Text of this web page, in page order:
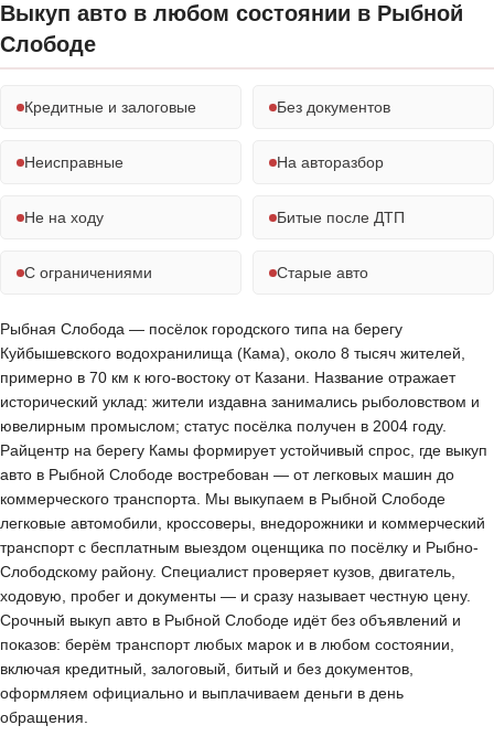
Выкуп авто в любом состоянии в Рыбной
Слободе
Кредитные и залоговые Без документов
Неисправные На авторазбор
Не на ходу Битые после ДТП
С ограничениями Старые авто
Рыбная Слобода — посёлок городского типа на берегу
Куйбышевского водохранилища (Кама), около 8 тысяч жителей,
примерно в 70 км к юго-востоку от Казани. Название отражает
исторический уклад: жители издавна занимались рыболовством и
ювелирным промыслом; статус посёлка получен в 2004 году.
Райцентр на берегу Камы формирует устойчивый спрос, где выкуп
авто в Рыбной Слободе востребован — от легковых машин до
коммерческого транспорта. Мы выкупаем в Рыбной Слободе
легковые автомобили, кроссоверы, внедорожники и коммерческий
транспорт с бесплатным выездом оценщика по посёлку и Рыбно-
Слободскому району. Специалист проверяет кузов, двигатель,
ходовую, пробег и документы — и сразу называет честную цену.
Срочный выкуп авто в Рыбной Слободе идёт без объявлений и
показов: берём транспорт любых марок и в любом состоянии,
включая кредитный, залоговый, битый и без документов,
оформляем официально и выплачиваем деньги в день
обращения.